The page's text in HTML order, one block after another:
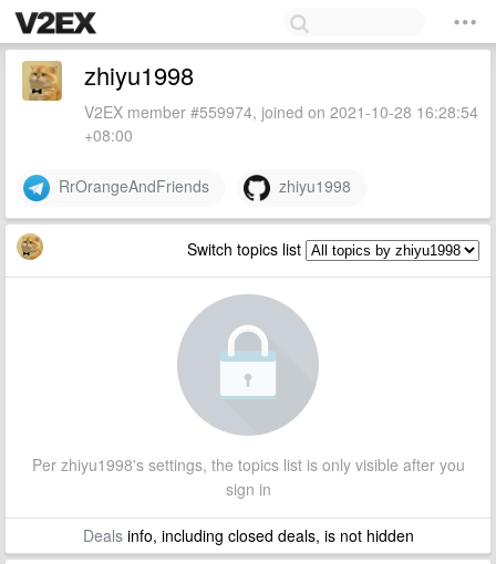
zhiyu1998
V2EX member #559974, joined on 2021-10-28 16:28:54
+08:00
RrOrangeAndFriends zhiyu1998
Switch topics list
Per zhiyu1998's settings, the topics list is only visible after you
sign in
Dealsinfo, including closed deals, is not hidden